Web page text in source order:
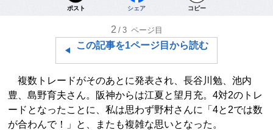
ポスト シェア コピー
2 /3 ページ目
この記事を1ページ目から読む
複数トレードがそのあとに発表され、長谷川勉、池内
豊、島野育夫さん。阪神からは江夏と望月充。4対2のトレ
ードとなったことに、私は思わず野村さんに「4と2では数
が合わんで！」と、またも複雑な思いとなった。